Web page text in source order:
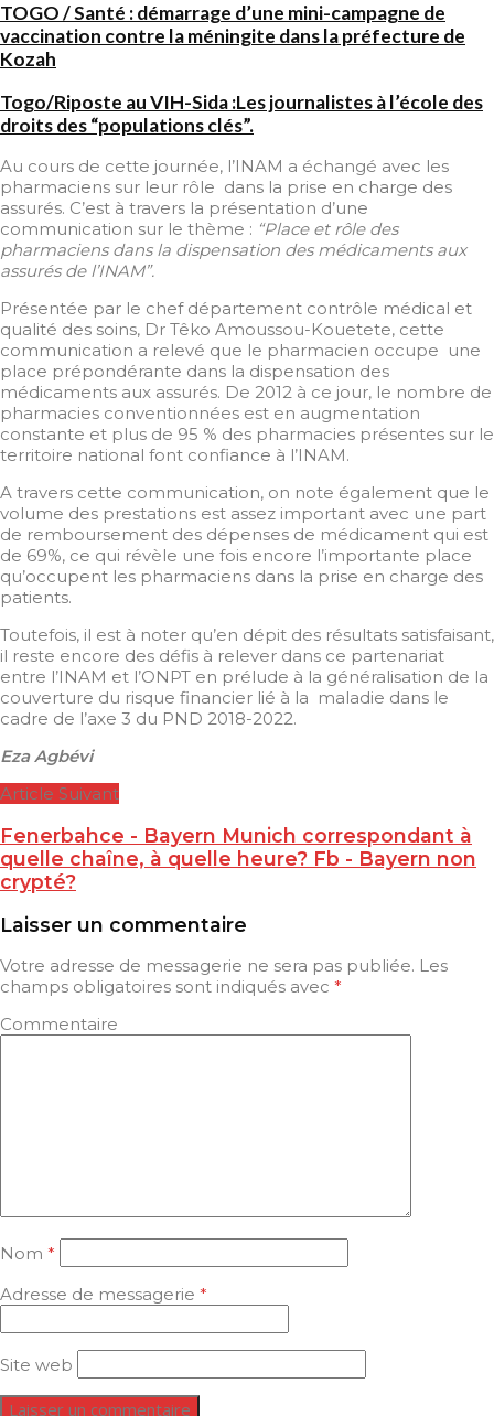
TOGO / Santé : démarrage d’une mini-campagne de
vaccination contre la méningite dans la préfecture de
Kozah
Togo/Riposte au VIH-Sida :Les journalistes à l’école des
droits des “populations clés”.
Au cours de cette journée, l’INAM a échangé avec les
pharmaciens sur leur rôle dans la prise en charge des
assurés. C’est à travers la présentation d’une
communication sur le thème : “Place et rôle des
pharmaciens dans la dispensation des médicaments aux
assurés de l’INAM”.
Présentée par le chef département contrôle médical et
qualité des soins, Dr Têko Amoussou-Kouetete, cette
communication a relevé que le pharmacien occupe une
place prépondérante dans la dispensation des
médicaments aux assurés. De 2012 à ce jour, le nombre de
pharmacies conventionnées est en augmentation
constante et plus de 95 % des pharmacies présentes sur le
territoire national font confiance à l’INAM.
A travers cette communication, on note également que le
volume des prestations est assez important avec une part
de remboursement des dépenses de médicament qui est
de 69%, ce qui révèle une fois encore l’importante place
qu’occupent les pharmaciens dans la prise en charge des
patients.
Toutefois, il est à noter qu’en dépit des résultats satisfaisant,
il reste encore des défis à relever dans ce partenariat
entre l’INAM et l’ONPT en prélude à la généralisation de la
couverture du risque financier lié à la maladie dans le
cadre de l’axe 3 du PND 2018-2022.
Eza Agbévi
Article Suivant
Fenerbahce - Bayern Munich correspondant à
quelle chaîne, à quelle heure? Fb - Bayern non
crypté?
Laisser un commentaire
Votre adresse de messagerie ne sera pas publiée. Les
champs obligatoires sont indiqués avec *
Commentaire
Nom *
Adresse de messagerie *
Site web